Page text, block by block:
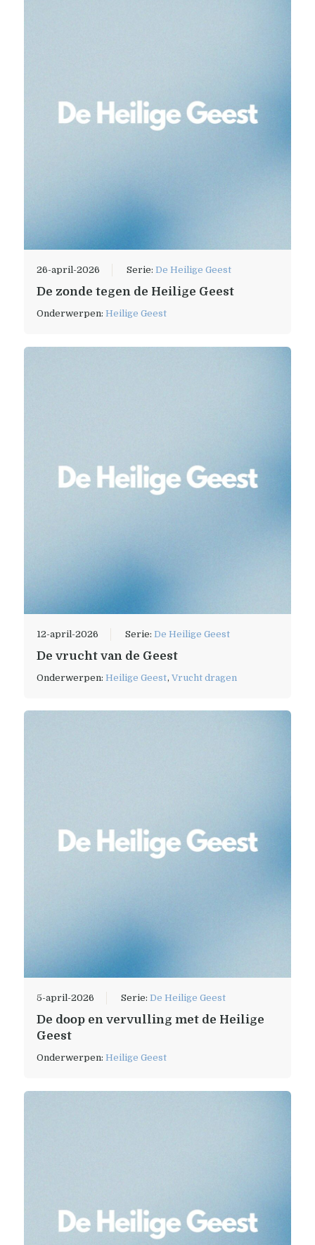
26-april-2026 Serie: De Heilige Geest
De zonde tegen de Heilige Geest
Onderwerpen: Heilige Geest
12-april-2026 Serie: De Heilige Geest
De vrucht van de Geest
Onderwerpen: Heilige Geest, Vrucht dragen
5-april-2026 Serie: De Heilige Geest
De doop en vervulling met de Heilige
Geest
Onderwerpen: Heilige Geest